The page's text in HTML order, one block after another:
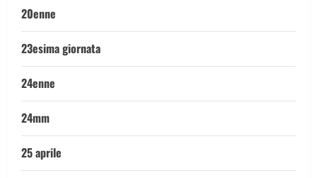
20enne
23esima giornata
24enne
24mm
25 aprile